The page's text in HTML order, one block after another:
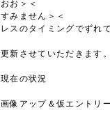
おお＞＜
すみません＞＜
レスのタイミングでずれ
更新させていただきます
現在の状況
画像アップ＆仮エントリ